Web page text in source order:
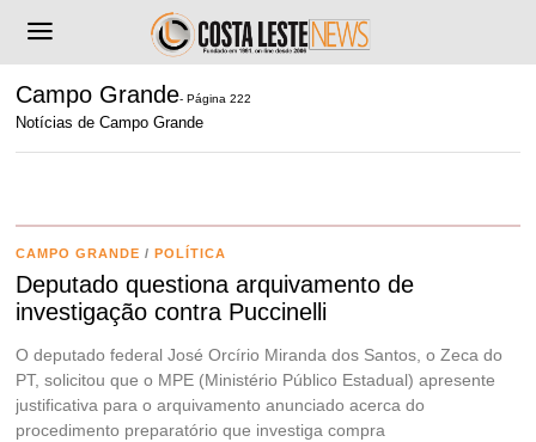
Campo Grande- Página 222
Notícias de Campo Grande
CAMPO GRANDE / POLÍTICA
Deputado questiona arquivamento de
investigação contra Puccinelli
O deputado federal José Orcírio Miranda dos Santos, o Zeca do
PT, solicitou que o MPE (Ministério Público Estadual) apresente
justificativa para o arquivamento anunciado acerca do
procedimento preparatório que investiga compra